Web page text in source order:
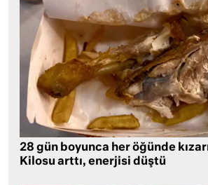
28 gün boyunca her öğünde
Kilosu arttı, enerjisi düştü